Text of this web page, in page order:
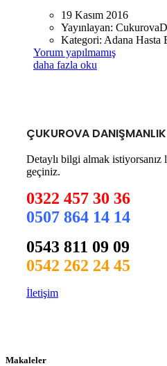
19 Kasım 2016
Yayınlayan:
Kategori: Adana Hasta
Yorum yapılmamış
daha fazla oku
ÇUKUROVA DANIŞMANLIK
Detaylı bilgi almak
geçiniz.
0322 457 30 36
0507 864 14 14
0543 811 09 09
0542 262 24 45
İletişim
Makaleler